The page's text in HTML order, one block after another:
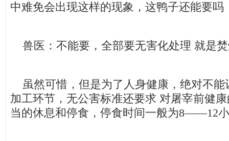
中难免会出现这样的现象，这鸭子还能要吗
兽医：不能要，全部要无害化处理 就是
虽然可惜，但是为了人身健康，绝对不能
加工环节，无公害标准还要求 对屠宰前健
当的休息和停食，停食时间一般为8――12